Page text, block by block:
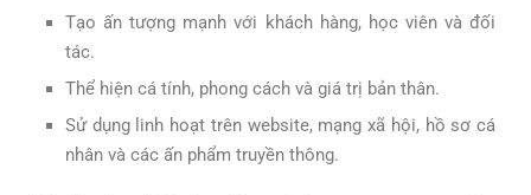
Tạo ấn tượng mạnh với khách hàng, học viên và đối
tác.
Thể hiện cá tính, phong cách và giá trị bản thân.
Sử dụng linh hoạt trên website, mạng xã hội, hồ sơ cá
nhân và các ấn phẩm truyền thông.